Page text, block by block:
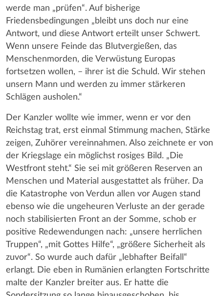
werde man „prüfen“. Auf bisherige
Friedensbedingungen „bleibt uns doch nur eine
Antwort, und diese Antwort erteilt unser Schwert.
Wenn unsere Feinde das Blutvergießen, das
Menschenmorden, die Verwüstung Europas
fortsetzen wollen, – ihrer ist die Schuld. Wir stehen
unsern Mann und werden zu immer stärkeren
Schlägen ausholen.“
Der Kanzler wollte wie immer, wenn er vor den
Reichstag trat, erst einmal Stimmung machen, Stärke
zeigen, Zuhörer vereinnahmen. Also zeichnete er von
der Kriegslage ein möglichst rosiges Bild. „Die
Westfront steht.“ Sie sei mit größeren Reserven an
Menschen und Material ausgestattet als früher. Da
die Katastrophe von Verdun allen vor Augen stand
ebenso wie die ungeheuren Verluste an der gerade
noch stabilisierten Front an der Somme, schob er
positive Redewendungen nach: „unsere herrlichen
Truppen“, „mit Gottes Hilfe“, „größere Sicherheit als
zuvor“. So wurde auch dafür „lebhafter Beifall“
erlangt. Die eben in Rumänien erlangten Fortschritte
malte der Kanzler breiter aus. Er hatte die